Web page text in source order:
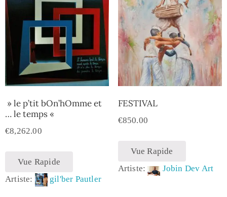
» le p’tit bOn’hOmme et
… le temps «
€8,262.00
Vue Rapide
Artiste:
gil'ber Pautler
FESTIVAL
€850.00
Vue Rapide
Artiste:
Jobin Dev Art